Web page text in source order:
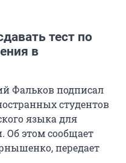
тест по
в
Фальков подписал
студентов
языка для
Об этом сообщает
передает